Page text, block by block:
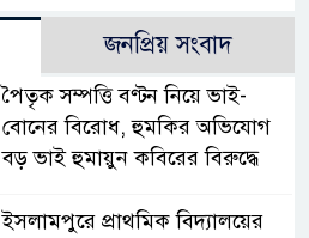
জনপ্রিয় সংবাদ
পৈতৃক সম্পত্তি বণ্টন নিয়ে ভাই-
বোনের বিরোধ, হুমকির অভিযোগ
বড় ভাই হুমায়ুন কবিরের বিরুদ্ধে
​ইসলামপুরে প্রাথমিক বিদ্যালয়ের